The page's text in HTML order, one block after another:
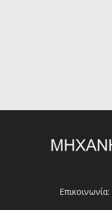
Επικοινωνία: